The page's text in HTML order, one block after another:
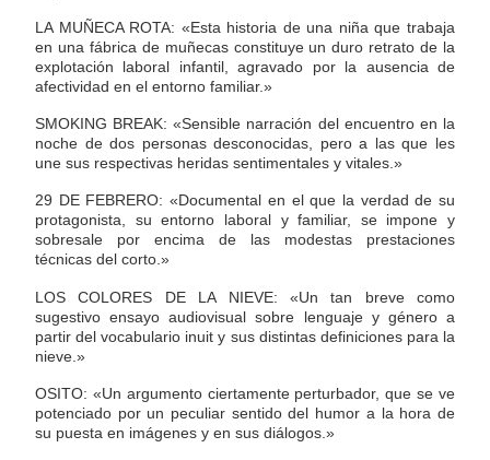
LA MUÑECA ROTA: «Esta historia de una niña que trabaja
en una fábrica de muñecas constituye un duro retrato de la
explotación laboral infantil, agravado por la ausencia de
afectividad en el entorno familiar.»
SMOKING BREAK: «Sensible narración del encuentro en la
noche de dos personas desconocidas, pero a las que les
une sus respectivas heridas sentimentales y vitales.»
29 DE FEBRERO: «Documental en el que la verdad de su
protagonista, su entorno laboral y familiar, se impone y
sobresale por encima de las modestas prestaciones
técnicas del corto.»
LOS COLORES DE LA NIEVE: «Un tan breve como
sugestivo ensayo audiovisual sobre lenguaje y género a
partir del vocabulario inuit y sus distintas definiciones para la
nieve.»
OSITO: «Un argumento ciertamente perturbador, que se ve
potenciado por un peculiar sentido del humor a la hora de
su puesta en imágenes y en sus diálogos.»